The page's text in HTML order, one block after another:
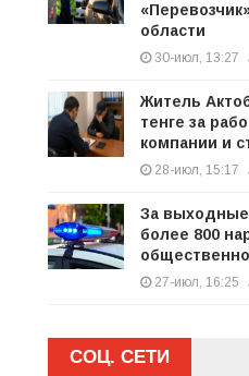
области
30-июл, 13:27
Житель
тенге за
компании и
28-июл, 15:17
За
более 800
27-июл, 16:25
СОЦ. СЕТИ